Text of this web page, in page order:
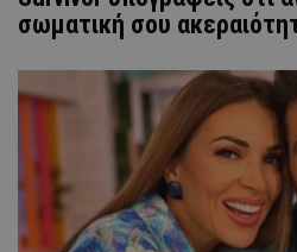
σωματική σου